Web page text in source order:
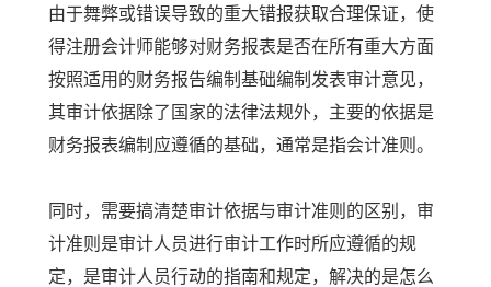
由于舞弊或错误导致的重大错报获取合理保证，使
得注册会计师能够对财务报表是否在所有重大方面
按照适用的财务报告编制基础编制发表审计意见，
其审计依据除了国家的法律法规外，主要的依据是
财务报表编制应遵循的基础，通常是指会计准则。
同时，需要搞清楚审计依据与审计准则的区别，审
计准则是审计人员进行审计工作时所应遵循的规
定，是审计人员行动的指南和规定，解决的是怎么